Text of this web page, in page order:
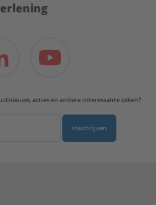
acties en andere interessante zaken?
Inschrijven